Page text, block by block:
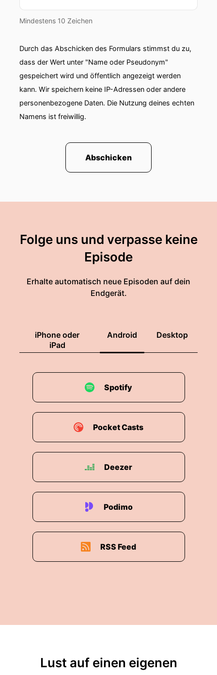
Mindestens 10 Zeichen
Durch das Abschicken des Formulars stimmst du zu,
dass der Wert unter "Name oder Pseudonym"
gespeichert wird und öffentlich angezeigt werden
kann. Wir speichern keine IP-Adressen oder andere
personenbezogene Daten. Die Nutzung deines echten
Namens ist freiwillig.
Abschicken
Folge uns und verpasse keine
Episode
Erhalte automatisch neue Episoden auf dein
Endgerät.
iPhone oder
iPad
Android Desktop
Spotify
Pocket Casts
Deezer
Podimo
RSS Feed
Lust auf einen eigenen